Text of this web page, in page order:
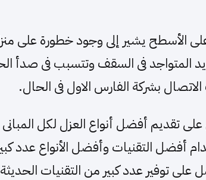
الأسطح يشير إلى وجود خطورة على
المتواجد فى السقف وتتسبب فى صدأ
بشركة الفارس الاول فى الحال.
تقديم أفضل أنواع العزل لكل
أفضل التقنيات وأفضل الأنواع عدد
على توفير عدد كبير من التقنيات